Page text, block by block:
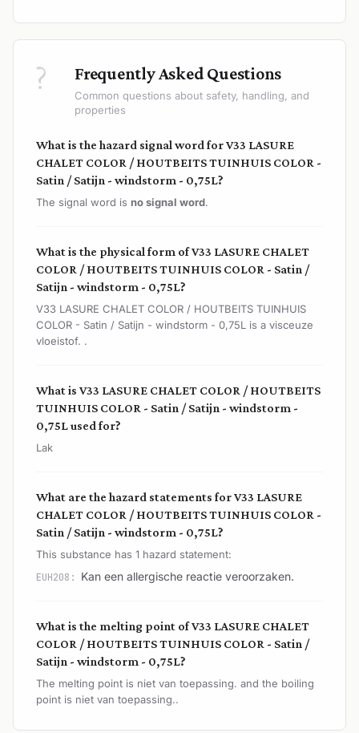
? Frequently Asked Questions
Common questions about safety, handling, and
properties
What is the hazard signal word for V33 LASURE
CHALET COLOR / HOUTBEITS TUINHUIS COLOR -
Satin / Satijn - windstorm - 0,75L?
The signal word is no signal word.
What is the physical form of V33 LASURE CHALET
COLOR / HOUTBEITS TUINHUIS COLOR - Satin /
Satijn - windstorm - 0,75L?
V33 LASURE CHALET COLOR / HOUTBEITS TUINHUIS
COLOR - Satin / Satijn - windstorm - 0,75L is a visceuze
vloeistof. .
What is V33 LASURE CHALET COLOR / HOUTBEITS
TUINHUIS COLOR - Satin / Satijn - windstorm -
0,75L used for?
Lak
What are the hazard statements for V33 LASURE
CHALET COLOR / HOUTBEITS TUINHUIS COLOR -
Satin / Satijn - windstorm - 0,75L?
This substance has 1 hazard statement:
EUH208: Kan een allergische reactie veroorzaken.
What is the melting point of V33 LASURE CHALET
COLOR / HOUTBEITS TUINHUIS COLOR - Satin /
Satijn - windstorm - 0,75L?
The melting point is niet van toepassing. and the boiling
point is niet van toepassing..